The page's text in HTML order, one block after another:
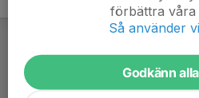
förbättra våra
Så använder
Godkänn